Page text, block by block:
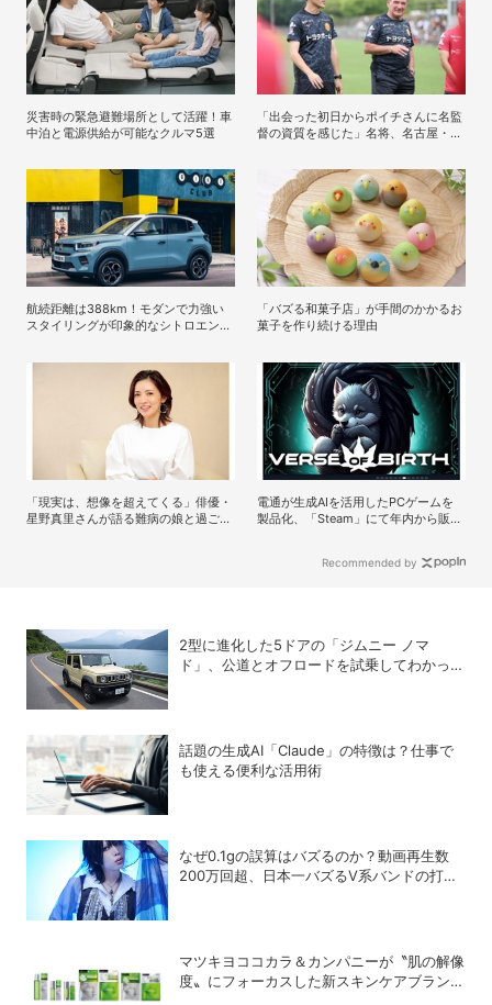
災害時の緊急避難場所として活躍！車
中泊と電源供給が可能なクルマ5選
「出会った初日からポイチさんに名監
督の資質を感じた」名将、名古屋・ペ
航続距離は388km！モダンで力強い
スタイリングが印象的なシトロエンの
「バズる和菓子店」が手間のかかるお
菓子を作り続ける理由
「現実は、想像を超えてくる」俳優・
星野真里さんが語る難病の娘と過ごし
電通が生成AIを活用したPCゲームを
製品化、「Steam」にて年内から販売
Recommended by
2型に進化した5ドアの「ジムニー ノマ
ド」、公道とオフロードを試乗してわかった
話題の生成AI「Claude」の特徴は？仕事で
も使える便利な活用術
なぜ0.1gの誤算はバズるのか？動画再生数
200万回超、日本一バズるV系バンドの打算
マツキヨココカラ＆カンパニーが〝肌の解像
度〟にフォーカスした新スキンケアブランド